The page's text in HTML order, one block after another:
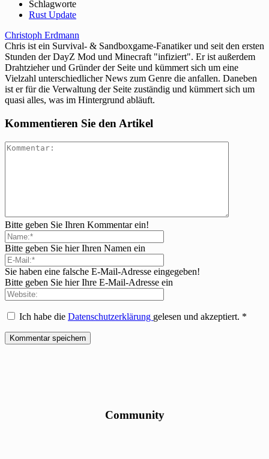
Schlagworte
Rust Update
Christoph Erdmann
Chris ist ein Survival- & Sandboxgame-Fanatiker und seit den ersten
Stunden der DayZ Mod und Minecraft "infiziert". Er ist außerdem
Drahtzieher und Gründer der Seite und kümmert sich um eine
Vielzahl unterschiedlicher News zum Genre die anfallen. Daneben
ist er für die Verwaltung der Seite zuständig und kümmert sich um
quasi alles, was im Hintergrund abläuft.
Kommentieren Sie den Artikel
Bitte geben Sie Ihren Kommentar ein!
Bitte geben Sie hier Ihren Namen ein
Sie haben eine falsche E-Mail-Adresse eingegeben!
Bitte geben Sie hier Ihre E-Mail-Adresse ein
Ich habe die Datenschutzerklärung gelesen und akzeptiert. *
Community